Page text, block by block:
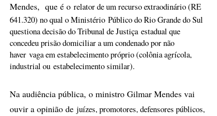
Mendes, que é o relator de um recurso extraodinário (RE
641.320) no qual o Ministério Público do Rio Grande do Sul
questiona decisão do Tribunal de Justiça estadual que
concedeu prisão domiciliar a um condenado por não
haver vaga em estabelecimento próprio (colônia agrícola,
industrial ou estabelecimento similar).
Na audiência pública, o ministro Gilmar Mendes vai
ouvir a opinião de juízes, promotores, defensores públicos,